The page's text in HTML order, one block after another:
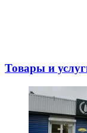
Товары и